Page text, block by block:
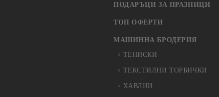
ПОДАРЪЦИ ЗА ПРАЗНИЦИ
ТОП ОФЕРТИ
МАШИННА БРОДЕРИЯ
ТЕНИСКИ
ТЕКСТИЛНИ ТОРБИЧКИ
ХАВЛИИ